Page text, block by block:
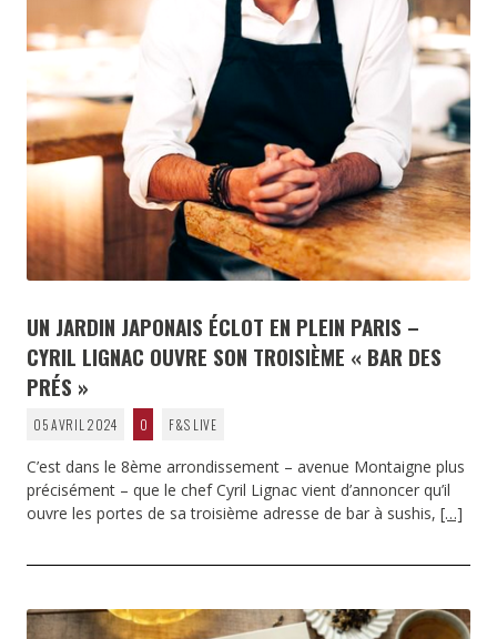
UN JARDIN JAPONAIS ÉCLOT EN PLEIN PARIS –
CYRIL LIGNAC OUVRE SON TROISIÈME « BAR DES
PRÉS »
05 AVRIL 2024 0 F&S LIVE
C’est dans le 8ème arrondissement – avenue Montaigne plus
précisément – que le chef Cyril Lignac vient d’annoncer qu’il
ouvre les portes de sa troisième adresse de bar à sushis, […]